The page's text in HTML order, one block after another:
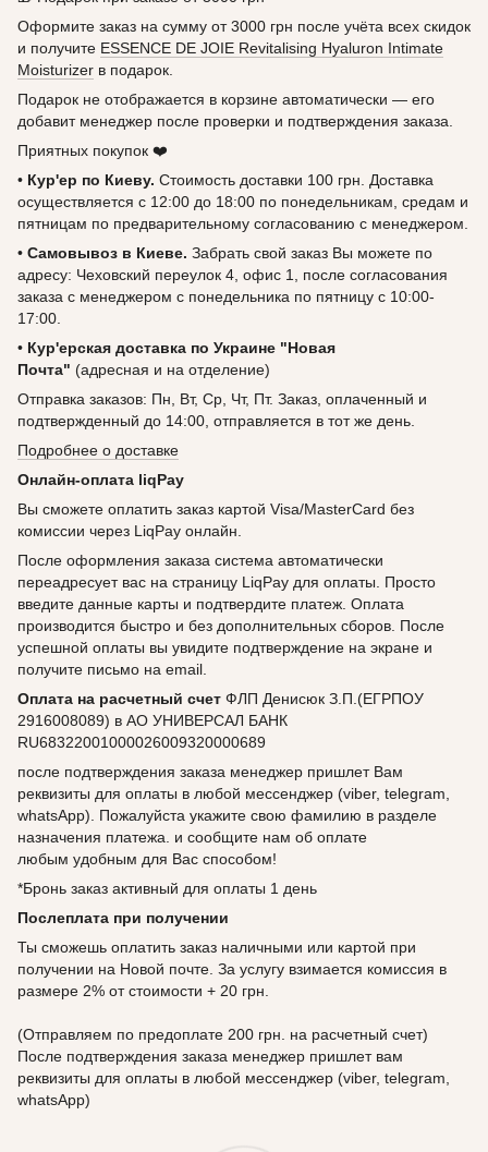
Оформите заказ на сумму от 3000 грн после учёта всех скидок
и получите ESSENCE DE JOIE Revitalising Hyaluron Intimate
Moisturizer в подарок.
Подарок не отображается в корзине автоматически — его
добавит менеджер после проверки и подтверждения заказа.
Приятных покупок ❤️
• Кур'ер по Киеву. Стоимость доставки 100 грн. Доставка
осуществляется с 12:00 до 18:00 по понедельникам, средам и
пятницам по предварительному согласованию с менеджером.
• Самовывоз в Киеве. Забрать свой заказ Вы можете по
адресу: Чеховский переулок 4, офис 1, после согласования
заказа с менеджером с понедельника по пятницу с 10:00-
17:00.
• Кур'ерская доставка по Украине "Новая
Почта" (адресная и на отделение)
Отправка заказов: Пн, Вт, Ср, Чт, Пт. Заказ, оплаченный и
подтвержденный до 14:00, отправляется в тот же день.
Подробнее о доставке
Онлайн-оплата liqPay
Вы сможете оплатить заказ картой Visa/MasterCard без
комиссии через LiqPay онлайн.
После оформления заказа система автоматически
переадресует вас на страницу LiqPay для оплаты. Просто
введите данные карты и подтвердите платеж. Оплата
производится быстро и без дополнительных сборов. После
успешной оплаты вы увидите подтверждение на экране и
получите письмо на email.
Оплата на расчетный счет ФЛП Денисюк З.П.(ЕГРПОУ
2916008089) в АО УНИВЕРСАЛ БАНК
RU68322001000026009320000689
после подтверждения заказа менеджер пришлет Вам
реквизиты для оплаты в любой мессенджер (viber, telegram,
whatsApp). Пожалуйста укажите свою фамилию в разделе
назначения платежа. и сообщите нам об оплате
любым удобным для Вас способом!
*Бронь заказ активный для оплаты 1 день
Послеплата при получении
Ты сможешь оплатить заказ наличными или картой при
получении на Новой почте. За услугу взимается комиссия в
размере 2% от стоимости + 20 грн.
(Отправляем по предоплате 200 грн. на расчетный счет)
После подтверждения заказа менеджер пришлет вам
реквизиты для оплаты в любой мессенджер (viber, telegram,
whatsApp)